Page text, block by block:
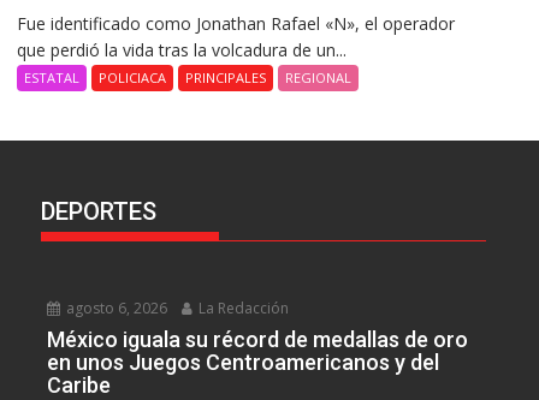
Fue identificado como Jonathan Rafael «N», el operador
que perdió la vida tras la volcadura de un...
ESTATAL POLICIACA PRINCIPALES REGIONAL
DEPORTES
agosto 6, 2026 La Redacción
México iguala su récord de medallas de oro
en unos Juegos Centroamericanos y del
Caribe